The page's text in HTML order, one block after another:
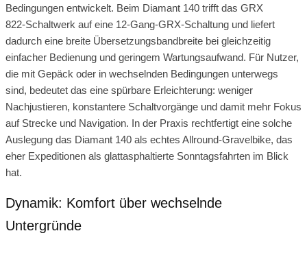
Bedingungen entwickelt. Beim Diamant 140 trifft das GRX
822‑Schaltwerk auf eine 12‑Gang‑GRX‑Schaltung und liefert
dadurch eine breite Übersetzungsbandbreite bei gleichzeitig
einfacher Bedienung und geringem Wartungsaufwand. Für Nutzer,
die mit Gepäck oder in wechselnden Bedingungen unterwegs
sind, bedeutet das eine spürbare Erleichterung: weniger
Nachjustieren, konstantere Schaltvorgänge und damit mehr Fokus
auf Strecke und Navigation. In der Praxis rechtfertigt eine solche
Auslegung das Diamant 140 als echtes Allround‑Gravelbike, das
eher Expeditionen als glattasphaltierte Sonntagsfahrten im Blick
hat.
Dynamik: Komfort über wechselnde
Untergründe